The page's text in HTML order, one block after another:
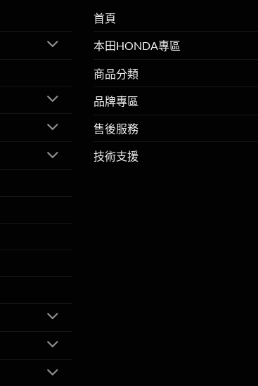
首頁
本田HONDA專區
商品分類
品牌專區
售後服務
技術支援